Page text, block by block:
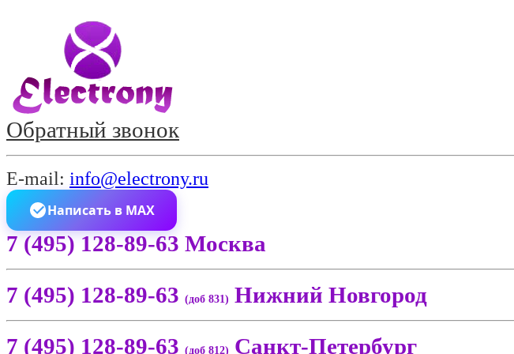
Обратный звонок
E-mail: info@electrony.ru
Написать в MAX
7 (495) 128-89-63 Москва
7 (495) 128-89-63 (доб 831) Нижний Новгород
7 (495) 128-89-63 (доб 812) Санкт-Петербург